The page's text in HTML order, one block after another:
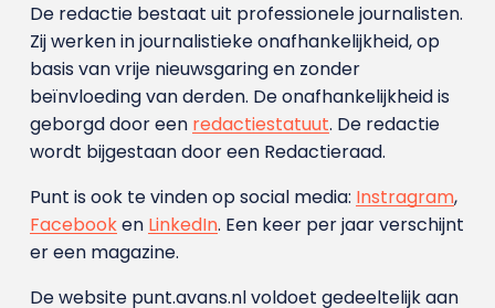
De redactie bestaat uit professionele journalisten.
Zij werken in journalistieke onafhankelijkheid, op
basis van vrije nieuwsgaring en zonder
beïnvloeding van derden. De onafhankelijkheid is
geborgd door een redactiestatuut. De redactie
wordt bijgestaan door een Redactieraad.
Punt is ook te vinden op social media: Instragram,
Facebooken LinkedIn. Een keer per jaar verschijnt
er een magazine.
De website punt.avans.nl voldoet gedeeltelijk aan